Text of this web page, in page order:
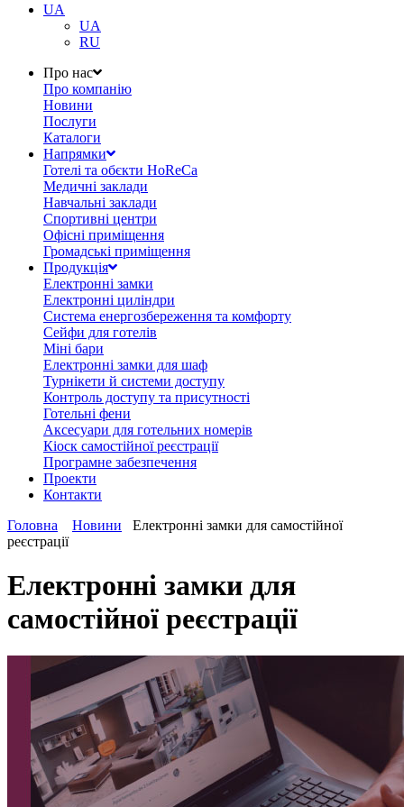
UA
UA
RU
Про нас
Про компанію
Новини
Послуги
Каталоги
Напрямки
Готелі та обєкти HoReCa
Медичні заклади
Навчальні заклади
Спортивні центри
Офісні приміщення
Громадські приміщення
Продукція
Електронні замки
Електронні циліндри
Система енергозбереження та комфорту
Сейфи для готелів
Міні бари
Електронні замки для шаф
Турнікети й системи доступу
Контроль доступу та присутності
Готельні фени
Аксесуари для готельних номерів
Кіоск самостійної реєстрації
Програмне забезпечення
Проекти
Контакти
Головна
Новини
Електронні замки для самостійної
реєстрації
Електронні замки для
самостійної реєстрації